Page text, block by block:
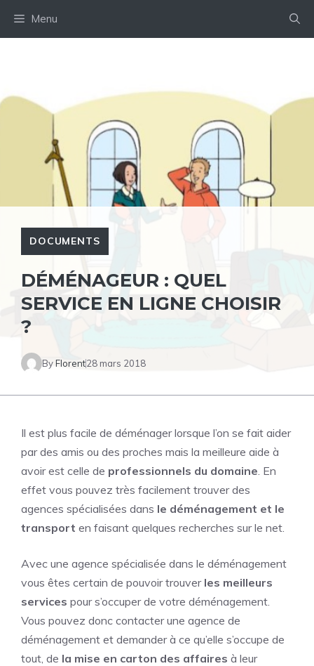
Menu
DOCUMENTS
DÉMÉNAGEUR : QUEL
SERVICE EN LIGNE CHOISIR
?
ByFlorent28 mars 2018
Il est plus facile de déménager lorsque l’on se fait aider
par des amis ou des proches mais la meilleure aide à
avoir est celle de professionnels du domaine. En
effet vous pouvez très facilement trouver des
agences spécialisées dans le déménagement et le
transport en faisant quelques recherches sur le net.
Avec une agence spécialisée dans le déménagement
vous êtes certain de pouvoir trouver les meilleurs
services pour s’occuper de votre déménagement.
Vous pouvez donc contacter une agence de
déménagement et demander à ce qu’elle s’occupe de
tout, de la mise en carton des affaires à leur